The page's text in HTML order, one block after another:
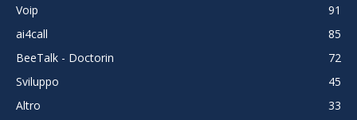
Voip
91
ai4call
85
BeeTalk - Doctorin
72
Sviluppo
45
Altro
33